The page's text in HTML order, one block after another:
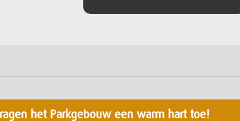
het Parkgebouw een warm hart toe!